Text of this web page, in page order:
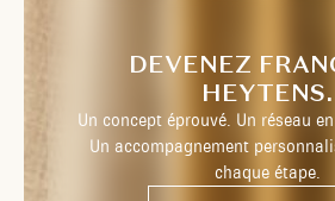
DEVENEZ
HEYTENS.
Un concept éprouvé. Un réseau
Un accompagnement
chaque étape.